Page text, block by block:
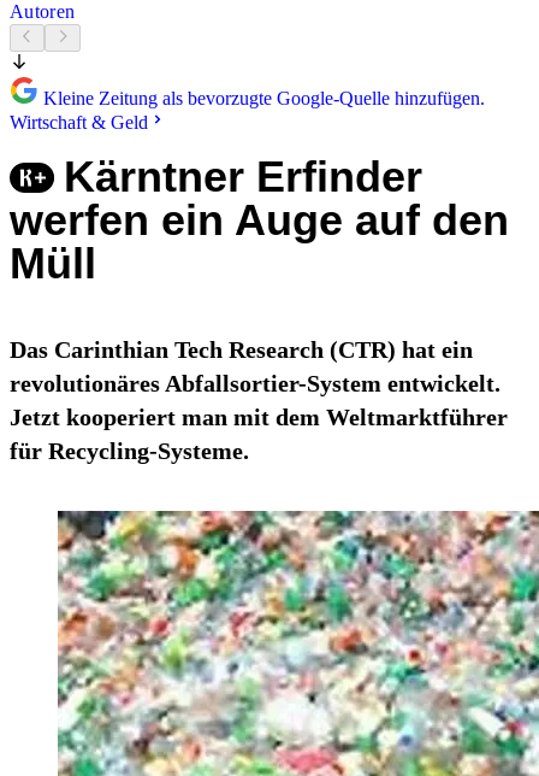
Autoren
Kleine Zeitung als bevorzugte Google-Quelle hinzufügen.
Wirtschaft & Geld
Kärntner Erfinder
werfen ein Auge auf den
Müll
Das Carinthian Tech Research (CTR) hat ein
revolutionäres Abfallsortier-System entwickelt.
Jetzt kooperiert man mit dem Weltmarktführer
für Recycling-Systeme.